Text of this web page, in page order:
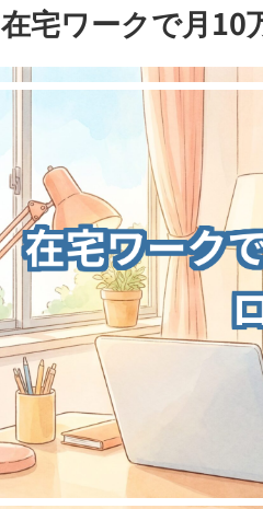
在宅ワークで月10